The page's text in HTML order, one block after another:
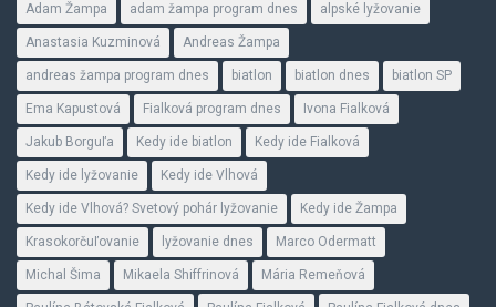
Adam Žampa adam žampa program dnes alpské lyžovanie
Anastasia Kuzminová Andreas Žampa
andreas žampa program dnes biatlon biatlon dnes biatlon SP
Ema Kapustová Fialková program dnes Ivona Fialková
Jakub Borguľa Kedy ide biatlon Kedy ide Fialková
Kedy ide lyžovanie Kedy ide Vlhová
Kedy ide Vlhová? Svetový pohár lyžovanie Kedy ide Žampa
Krasokorčuľovanie lyžovanie dnes Marco Odermatt
Michal Šima Mikaela Shiffrinová Mária Remeňová